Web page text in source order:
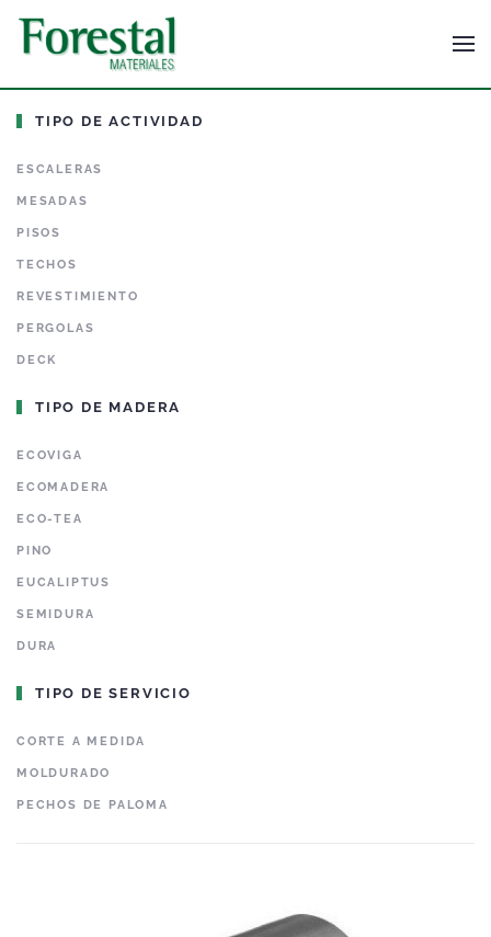
TIPO DE ACTIVIDAD
ESCALERAS
MESADAS
PISOS
TECHOS
REVESTIMIENTO
PERGOLAS
DECK
TIPO DE MADERA
ECOVIGA
ECOMADERA
ECO-TEA
PINO
EUCALIPTUS
SEMIDURA
DURA
TIPO DE SERVICIO
CORTE A MEDIDA
MOLDURADO
PECHOS DE PALOMA